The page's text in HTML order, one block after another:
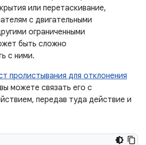
или перетаскивание,
с двигательными
ограниченными
быть сложно
с ними.
пролистывания для отклонения
можете связать его с
передав туда действие и